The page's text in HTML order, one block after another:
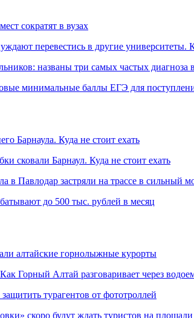
сократят в вузах
перевестись в другие
названы три самых частых диагноза
минимальные баллы ЕГЭ для
Барнаула. Куда не стоит ехать
сковали Барнаул. Куда не стоит ехать
в Павлодар застряли на трассе в сильный
до 500 тыс. рублей в месяц
алтайские горнолыжные курорты
Горный Алтай разговаривает через
турагентов от фототроллей
скоро будут ждать туристов на площади